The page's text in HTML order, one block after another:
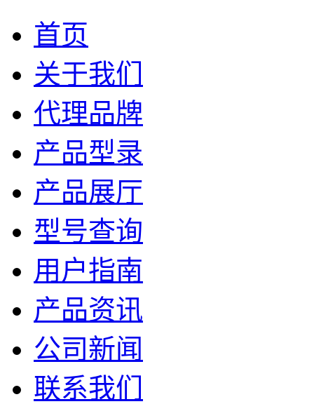
首页
关于我们
代理品牌
产品型录
产品展厅
型号查询
用户指南
产品资讯
公司新闻
联系我们